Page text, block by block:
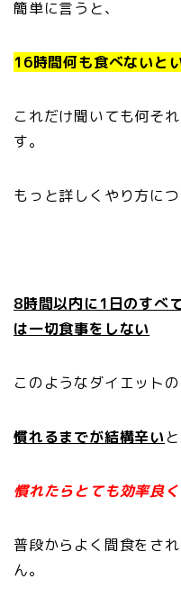
簡単に言うと、
16時間何も食べないと
これだけ聞いても何そ
す。
もっと詳しくやり方に
8時間以内に1日のすべ
は一切食事をしない
このようなダイエットの
慣れるまでが結構辛い
慣れたらとても効率良
普段からよく間食をさ
ん。